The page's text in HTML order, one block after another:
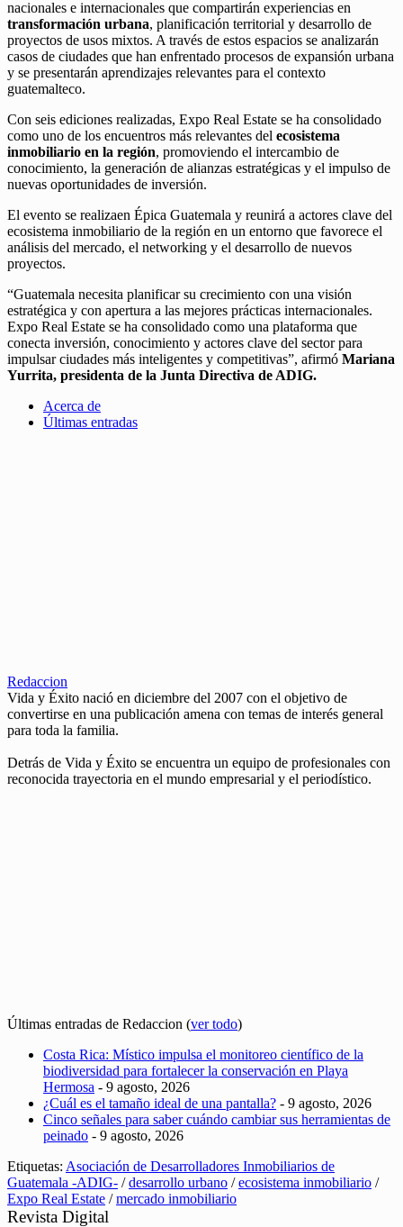
nacionales e internacionales que compartirán experiencias en
transformación urbana, planificación territorial y desarrollo de
proyectos de usos mixtos. A través de estos espacios se analizarán
casos de ciudades que han enfrentado procesos de expansión urbana
y se presentarán aprendizajes relevantes para el contexto
guatemalteco.
Con seis ediciones realizadas, Expo Real Estate se ha consolidado
como uno de los encuentros más relevantes del ecosistema
inmobiliario en la región, promoviendo el intercambio de
conocimiento, la generación de alianzas estratégicas y el impulso de
nuevas oportunidades de inversión.
El evento se realizaen Épica Guatemala y reunirá a actores clave del
ecosistema inmobiliario de la región en un entorno que favorece el
análisis del mercado, el networking y el desarrollo de nuevos
proyectos.
“Guatemala necesita planificar su crecimiento con una visión
estratégica y con apertura a las mejores prácticas internacionales.
Expo Real Estate se ha consolidado como una plataforma que
conecta inversión, conocimiento y actores clave del sector para
impulsar ciudades más inteligentes y competitivas”, afirmó Mariana
Yurrita, presidenta de la Junta Directiva de ADIG.
Acerca de
Últimas entradas
Redaccion
Vida y Éxito nació en diciembre del 2007 con el objetivo de
convertirse en una publicación amena con temas de interés general
para toda la familia.
Detrás de Vida y Éxito se encuentra un equipo de profesionales con
reconocida trayectoria en el mundo empresarial y el periodístico.
Últimas entradas de Redaccion (ver todo)
Costa Rica: Místico impulsa el monitoreo científico de la
biodiversidad para fortalecer la conservación en Playa
Hermosa - 9 agosto, 2026
¿Cuál es el tamaño ideal de una pantalla? - 9 agosto, 2026
Cinco señales para saber cuándo cambiar sus herramientas de
peinado - 9 agosto, 2026
Etiquetas: Asociación de Desarrolladores Inmobiliarios de
Guatemala -ADIG- /desarrollo urbano /ecosistema inmobiliario /
Expo Real Estate /mercado inmobiliario
Revista Digital